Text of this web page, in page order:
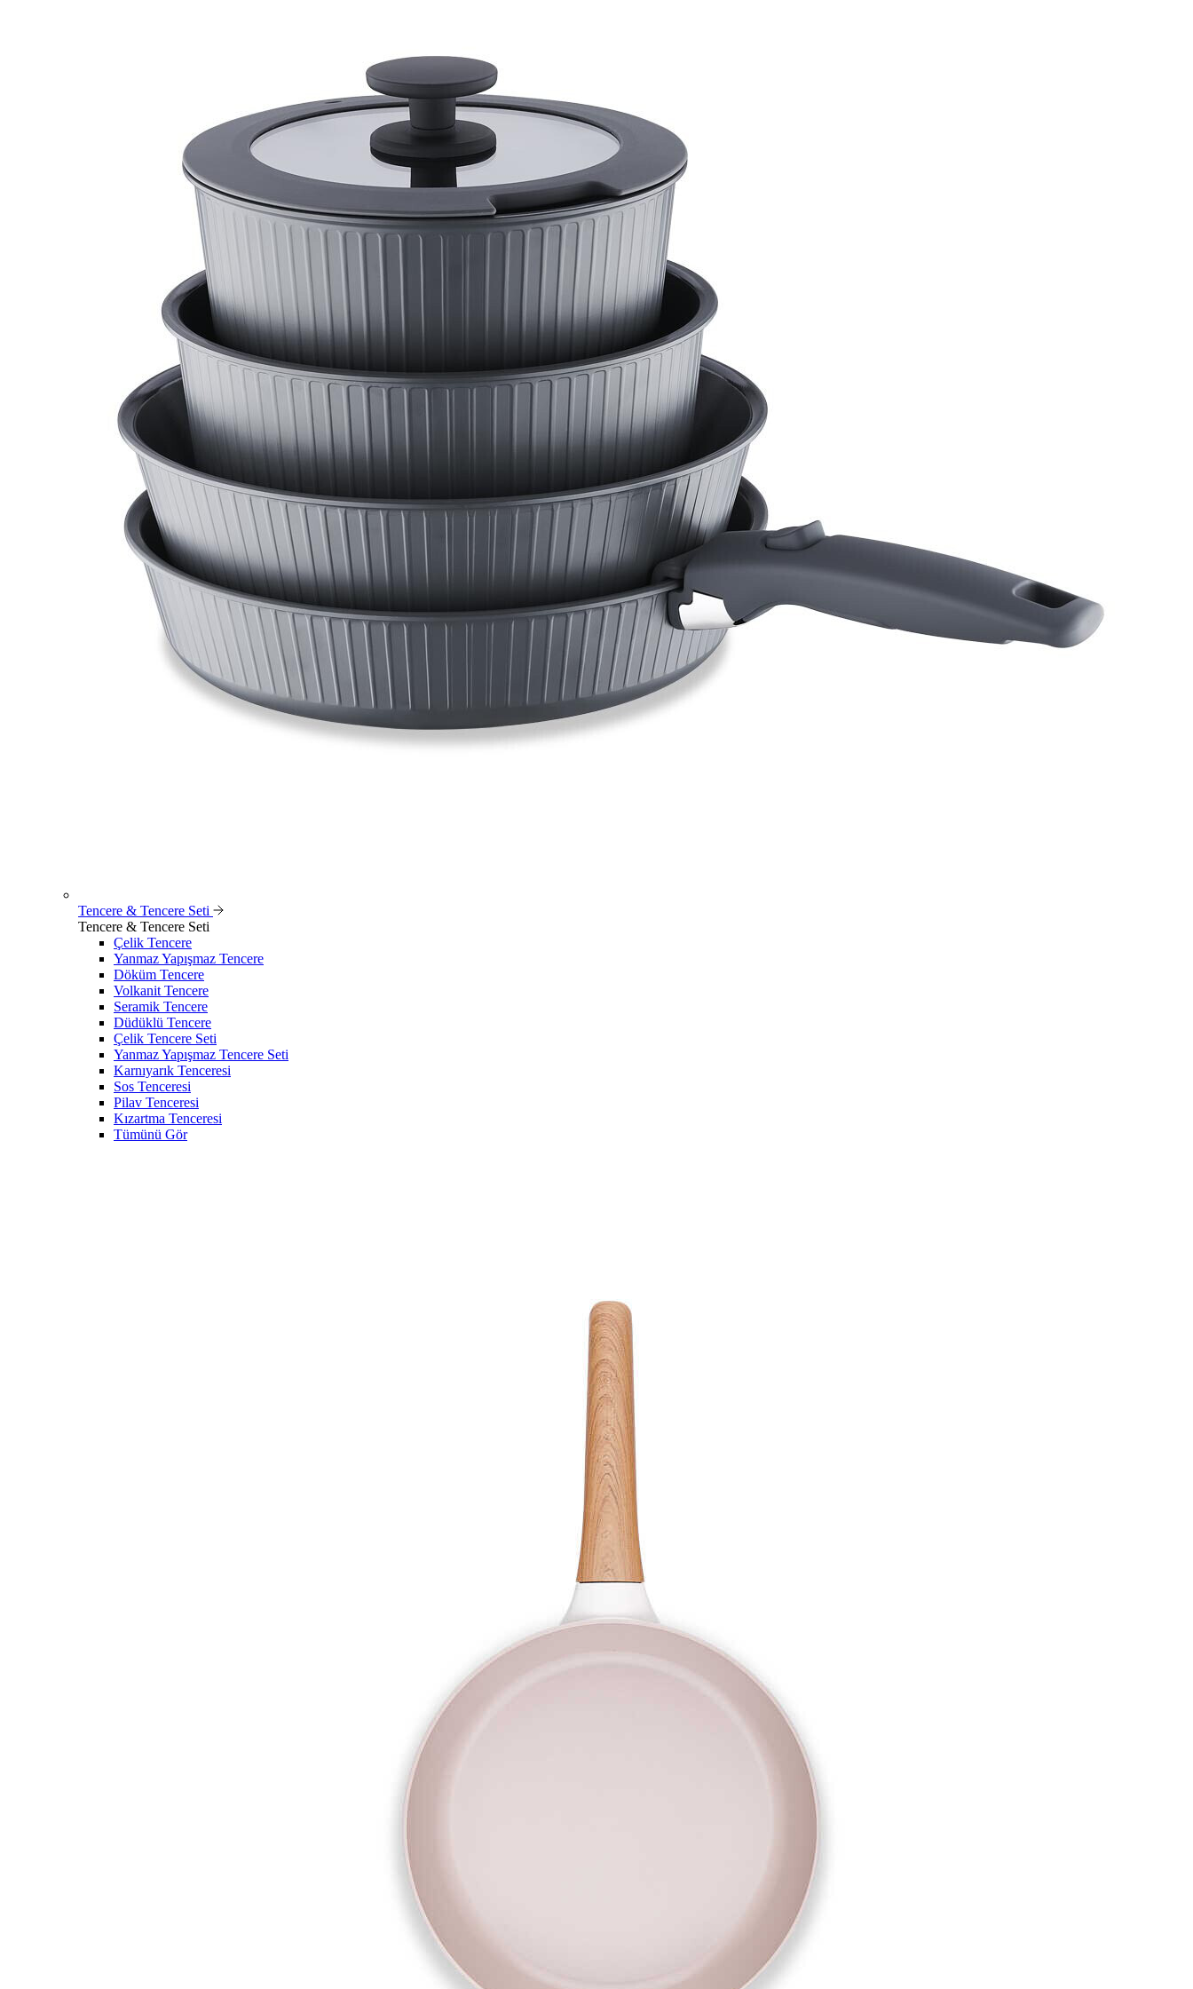
Tencere & Tencere Seti
Tencere & Tencere Seti
Çelik Tencere
Yanmaz Yapışmaz Tencere
Döküm Tencere
Volkanit Tencere
Seramik Tencere
Düdüklü Tencere
Çelik Tencere Seti
Yanmaz Yapışmaz Tencere Seti
Karnıyarık Tenceresi
Sos Tenceresi
Pilav Tenceresi
Kızartma Tenceresi
Tümünü Gör